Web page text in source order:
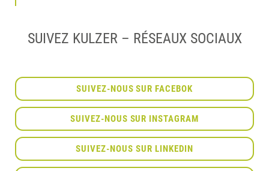
SUIVEZ KULZER – RÉSEAUX SOCIAUX
SUIVEZ-NOUS SUR FACEBOK
SUIVEZ-NOUS SUR INSTAGRAM
SUIVEZ-NOUS SUR LINKEDIN